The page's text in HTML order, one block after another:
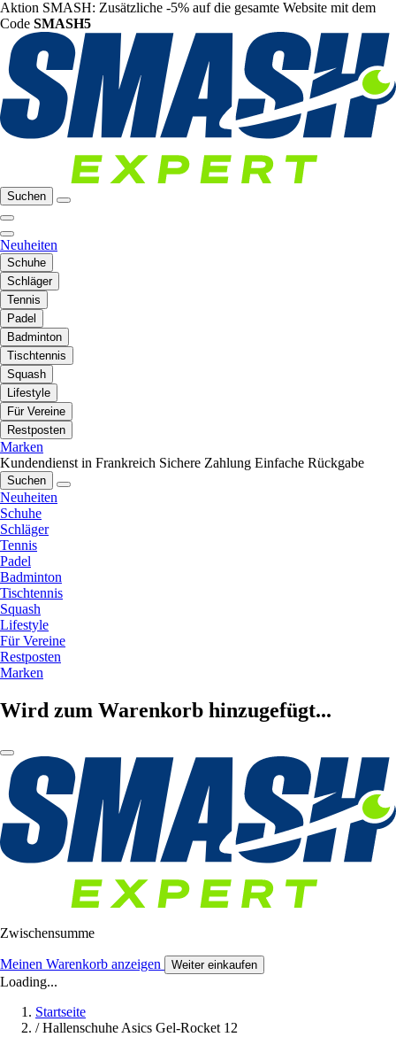
Aktion SMASH: Zusätzliche -5% auf die gesamte Website mit dem
Code SMASH5
Suchen
Neuheiten
Schuhe
Schläger
Tennis
Padel
Badminton
Tischtennis
Squash
Lifestyle
Für Vereine
Restposten
Marken
Kundendienst in Frankreich Sichere Zahlung Einfache Rückgabe
Suchen
Neuheiten
Schuhe
Schläger
Tennis
Padel
Badminton
Tischtennis
Squash
Lifestyle
Für Vereine
Restposten
Marken
Wird zum Warenkorb hinzugefügt...
Zwischensumme
Meinen Warenkorb anzeigen Weiter einkaufen
Loading...
Startseite
/ Hallenschuhe Asics Gel-Rocket 12